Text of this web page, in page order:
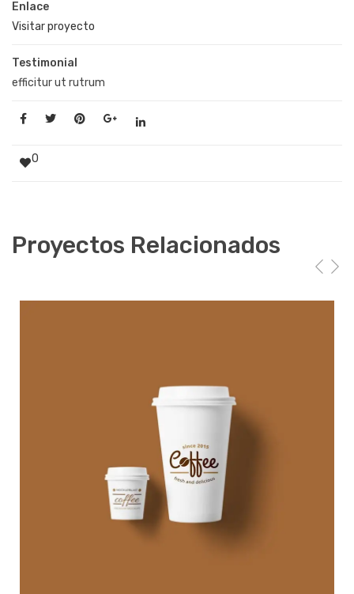
Enlace
Visitar proyecto
Testimonial
efficitur ut rutrum
0
Proyectos Relacionados